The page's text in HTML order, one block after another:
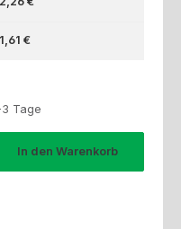
€
Tage
In den Warenkorb